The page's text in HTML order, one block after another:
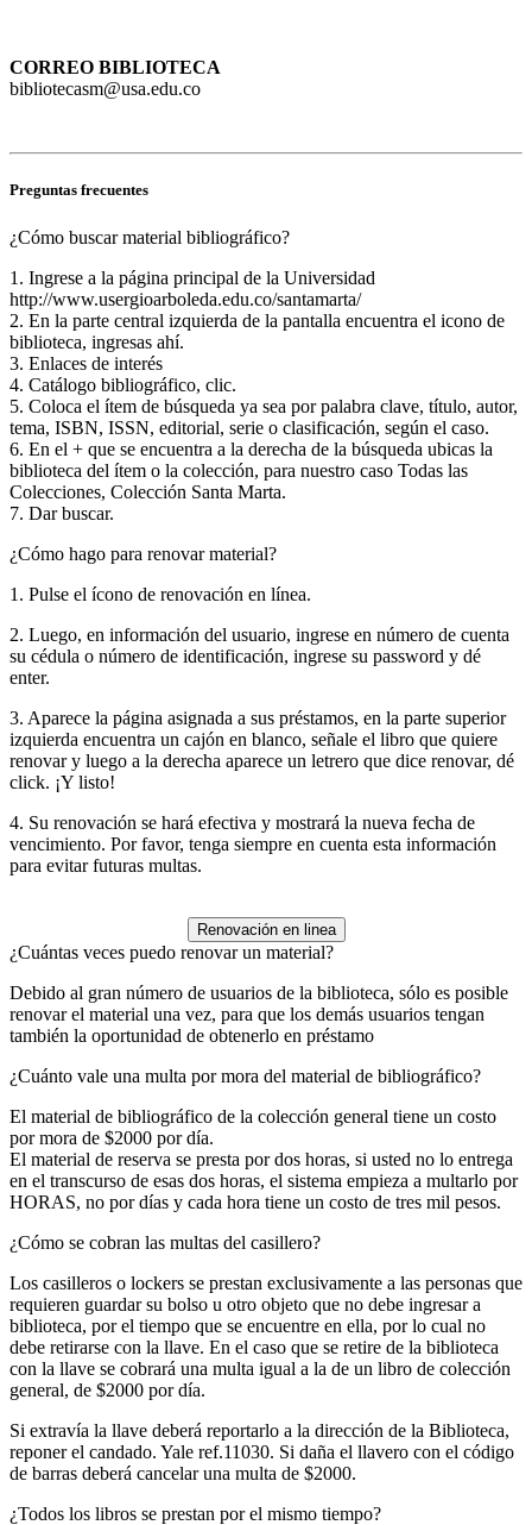
CORREO BIBLIOTECA
bibliotecasm@usa.edu.co
Preguntas frecuentes
¿Cómo buscar material bibliográfico?
1. Ingrese a la página principal de la Universidad
http://www.usergioarboleda.edu.co/santamarta/
2. En la parte central izquierda de la pantalla encuentra el icono de
biblioteca, ingresas ahí.
3. Enlaces de interés
4. Catálogo bibliográfico, clic.
5. Coloca el ítem de búsqueda ya sea por palabra clave, título, autor,
tema, ISBN, ISSN, editorial, serie o clasificación, según el caso.
6. En el + que se encuentra a la derecha de la búsqueda ubicas la
biblioteca del ítem o la colección, para nuestro caso Todas las
Colecciones, Colección Santa Marta.
7. Dar buscar.
¿Cómo hago para renovar material?
1. Pulse el ícono de renovación en línea.
2. Luego, en información del usuario, ingrese en número de cuenta
su cédula o número de identificación, ingrese su password y dé
enter.
3. Aparece la página asignada a sus préstamos, en la parte superior
izquierda encuentra un cajón en blanco, señale el libro que quiere
renovar y luego a la derecha aparece un letrero que dice renovar, dé
click. ¡Y listo!
4. Su renovación se hará efectiva y mostrará la nueva fecha de
vencimiento. Por favor, tenga siempre en cuenta esta información
para evitar futuras multas.
Renovación en linea
¿Cuántas veces puedo renovar un material?
Debido al gran número de usuarios de la biblioteca, sólo es posible
renovar el material una vez, para que los demás usuarios tengan
también la oportunidad de obtenerlo en préstamo
¿Cuánto vale una multa por mora del material de bibliográfico?
El material de bibliográfico de la colección general tiene un costo
por mora de $2000 por día.
El material de reserva se presta por dos horas, si usted no lo entrega
en el transcurso de esas dos horas, el sistema empieza a multarlo por
HORAS, no por días y cada hora tiene un costo de tres mil pesos.
¿Cómo se cobran las multas del casillero?
Los casilleros o lockers se prestan exclusivamente a las personas que
requieren guardar su bolso u otro objeto que no debe ingresar a
biblioteca, por el tiempo que se encuentre en ella, por lo cual no
debe retirarse con la llave. En el caso que se retire de la biblioteca
con la llave se cobrará una multa igual a la de un libro de colección
general, de $2000 por día.
Si extravía la llave deberá reportarlo a la dirección de la Biblioteca,
reponer el candado. Yale ref.11030. Si daña el llavero con el código
de barras deberá cancelar una multa de $2000.
¿Todos los libros se prestan por el mismo tiempo?